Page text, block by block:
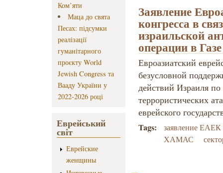
Ком’яти
Маца до свята
Песах: підсумки
реалізації
гуманітарного
проєкту World
Jewish Congress та
Вааду України у
2022-2026 році
Еврейський
світ
Еврейские
женщины
Заявление
конгресса в
израильской
операции в Газе
Евроазиатский
безусловной
действий Израиля
террористических
еврейского
Tags:
заявление ЕАЕК
ХАМАС